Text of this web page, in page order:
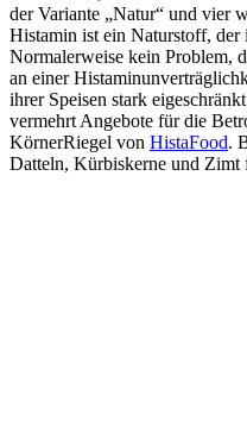
der Variante „Natur“ und vier
Histamin ist ein Naturstoff,
Normalerweise kein Problem,
an einer
ihrer Speisen stark
vermehrt Angebote für die
KörnerRiegel von HistaFood.
Datteln, Kürbiskerne und Zimt